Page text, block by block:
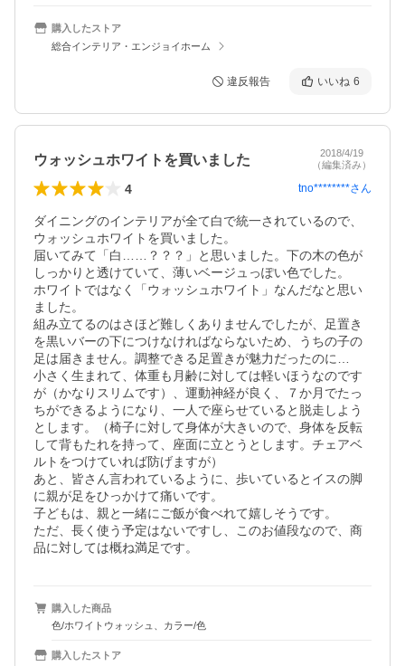
購入したストア
総合インテリア・エンジョイホーム
違反報告 いいね 6
ウォッシュホワイトを買いました
2018/4/19
（編集済み）
4 tno********さん
ダイニングのインテリアが全て白で統一されているので、
ウォッシュホワイトを買いました。
届いてみて「白……？？？」と思いました。下の木の色が
しっかりと透けていて、薄いベージュっぽい色でした。
ホワイトではなく「ウォッシュホワイト」なんだなと思い
ました。
組み立てるのはさほど難しくありませんでしたが、足置き
を黒いバーの下につけなければならないため、うちの子の
足は届きません。調整できる足置きが魅力だったのに…
小さく生まれて、体重も月齢に対しては軽いほうなのです
が（かなりスリムです）、運動神経が良く、７か月でたっ
ちができるようになり、一人で座らせていると脱走しよう
とします。（椅子に対して身体が大きいので、身体を反転
して背もたれを持って、座面に立とうとします。チェアベ
ルトをつけていれば防げますが）
あと、皆さん言われているように、歩いているとイスの脚
に親が足をひっかけて痛いです。
子どもは、親と一緒にご飯が食べれて嬉しそうです。
ただ、長く使う予定はないですし、このお値段なので、商
品に対しては概ね満足です。
購入した商品
色/ホワイトウォッシュ、カラー/色
購入したストア